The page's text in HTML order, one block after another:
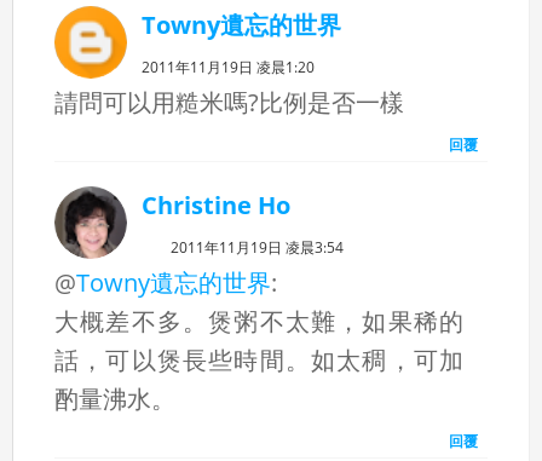
Towny遺忘的世界
2011年11月19日 凌晨1:20
請問可以用糙米嗎?比例是否一樣
回覆
Christine Ho
2011年11月19日 凌晨3:54
@Towny遺忘的世界:
大概差不多。煲粥不太難，如果稀的
話，可以煲長些時間。如太稠，可加
酌量沸水。
回覆